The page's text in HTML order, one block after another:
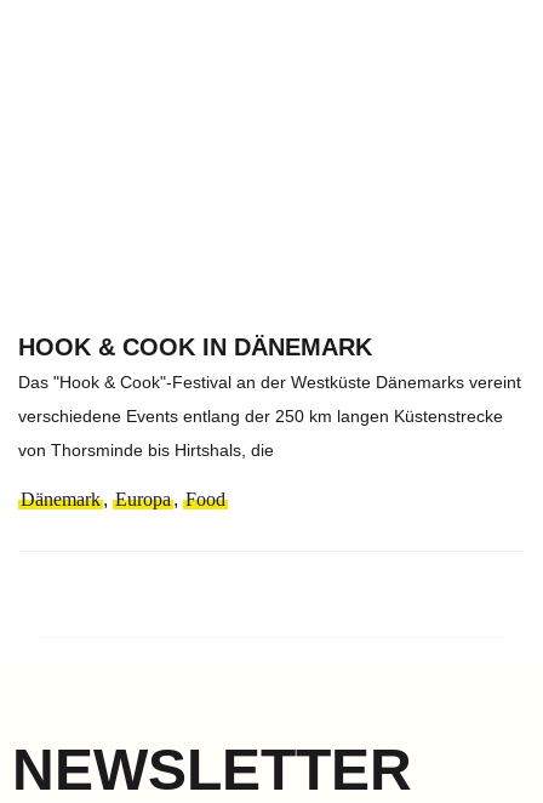
HOOK & COOK IN DÄNEMARK
Das "Hook & Cook"-Festival an der Westküste Dänemarks vereint
verschiedene Events entlang der 250 km langen Küstenstrecke
von Thorsminde bis Hirtshals, die
Dänemark, Europa, Food
NEWSLETTER